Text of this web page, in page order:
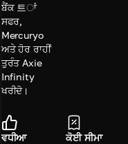
ਬੈਂਕ 트ਾਂ
ਸਫਰ,
Mercuryo
ਅਤੇ ਹੋਰ ਰਾਹੀਂ
ਤੁਰੰਤ Axie
Infinity
ਖਰੀਦੋ।
ਵਧੀਆ
ਕੋਈ ਸੀਮਾ